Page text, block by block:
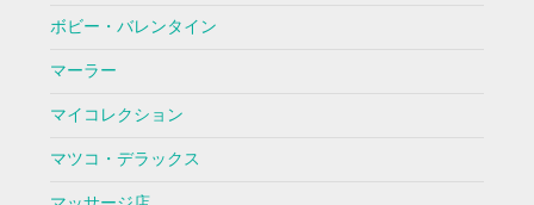
ボビー・バレンタイン
マーラー
マイコレクション
マツコ・デラックス